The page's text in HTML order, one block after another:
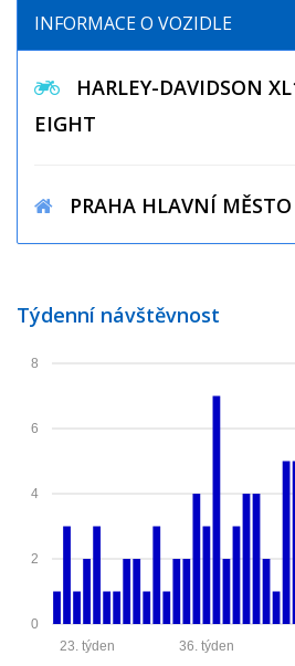
INFORMACE O VOZIDLE
HARLEY-DAVIDSON
EIGHT
PRAHA HLAVNÍ MĚSTO
Týdenní návštěvnost
0
2
4
6
8
36. týden
23. týden